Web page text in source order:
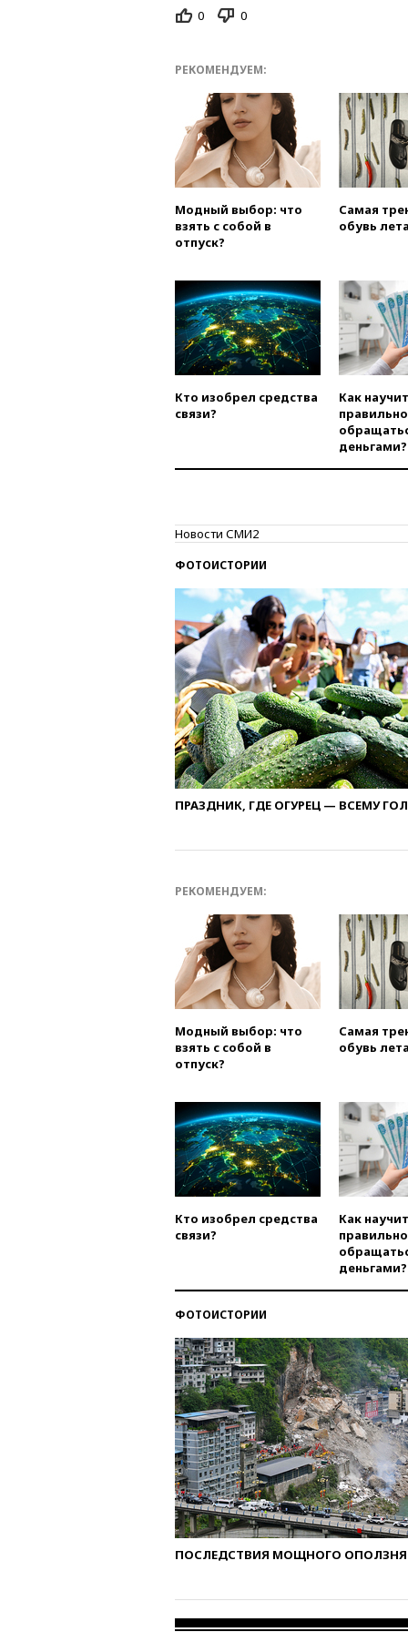
0 0
РЕКОМЕНДУЕМ:
Модный выбор: что
взять с собой в
отпуск?
Самая
обувь
Кто изобрел средства
связи?
Как
правильно
деньгами?
Новости СМИ2
ФОТОИСТОРИИ
ПРАЗДНИК, ГДЕ ОГУРЕЦ — ВСЕМУ
РЕКОМЕНДУЕМ:
Модный выбор: что
взять с собой в
отпуск?
Самая
обувь
Кто изобрел средства
связи?
Как
правильно
деньгами?
ФОТОИСТОРИИ
ПОСЛЕДСТВИЯ МОЩНОГО ОПОЛЗНЯ